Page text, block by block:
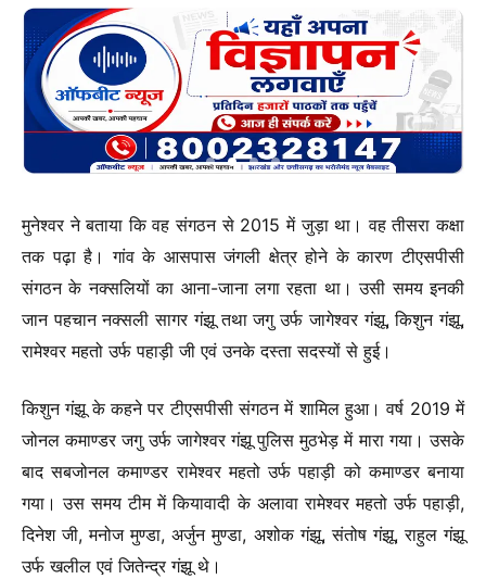
मुनेश्वर ने बताया कि वह संगठन से 2015 में जुड़ा था। वह तीसरा कक्षा
तक पढ़ा है। गांव के आसपास जंगली क्षेत्र होने के कारण टीएसपीसी
संगठन के नक्सलियों का आना-जाना लगा रहता था। उसी समय इनकी
जान पहचान नक्सली सागर गंझू तथा जगु उर्फ जागेश्वर गंझू, किशुन गंझू,
रामेश्वर महतो उर्फ पहाड़ी जी एवं उनके दस्ता सदस्यों से हुई।
किशुन गंझू के कहने पर टीएसपीसी संगठन में शामिल हुआ। वर्ष 2019 में
जोनल कमाण्डर जगु उर्फ जागेश्वर गंझू पुलिस मुठभेड़ में मारा गया। उसके
बाद सबजोनल कमाण्डर रामेश्वर महतो उर्फ पहाड़ी को कमाण्डर बनाया
गया। उस समय टीम में कियावादी के अलावा रामेश्वर महतो उर्फ पहाड़ी,
दिनेश जी, मनोज मुण्डा, अर्जुन मुण्डा, अशोक गंझू, संतोष गंझू, राहुल गंझू
उर्फ खलील एवं जितेन्द्र गंझू थे।